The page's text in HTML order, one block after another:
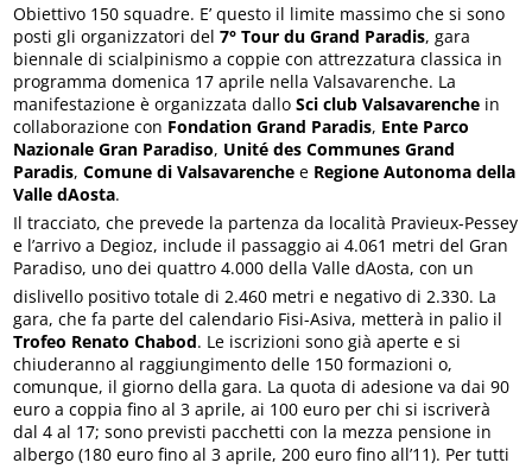
Obiettivo 150 squadre. E’ questo il limite massimo che si sono
posti gli organizzatori del7° Tour du Grand Paradis, gara
biennale di scialpinismo a coppie con attrezzatura classica in
programma domenica 17 aprile nella Valsavarenche. La
manifestazione è organizzata dalloSci club Valsavarenche in
collaborazione con Fondation Grand Paradis, Ente Parco
Nazionale Gran Paradiso, Unité des Communes Grand
Paradis,Comune di Valsavarenche e Regione Autonoma della
Valle dAosta.
Il tracciato, che prevede la partenza da località Pravieux-Pessey
e l’arrivo a Degioz, include il passaggio ai 4.061 metri del Gran
Paradiso, uno dei quattro 4.000 della Valle dAosta, con un
dislivello positivo totale di 2.460 metri e negativo di 2.330. La
gara, che fa parte del calendario Fisi-Asiva, metterà in palio il
Trofeo Renato Chabod. Le iscrizioni sono già aperte e si
chiuderanno al raggiungimento delle 150 formazioni o,
comunque, il giorno della gara. La quota di adesione va dai 90
euro a coppia fino al 3 aprile, ai 100 euro per chi si iscriverà
dal 4 al 17; sono previsti pacchetti con la mezza pensione in
albergo (180 euro fino al 3 aprile, 200 euro fino all’11). Per tutti